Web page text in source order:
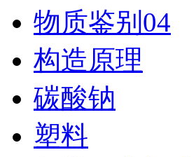
物质鉴别04
构造原理
碳酸钠
塑料